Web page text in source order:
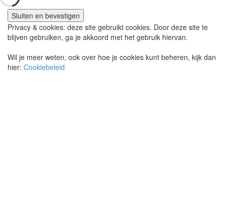
Privacy & cookies: deze site gebruikt cookies. Door deze site te
blijven gebruiken, ga je akkoord met het gebruik hiervan.
Wil je meer weten, ook over hoe je cookies kunt beheren, kijk dan
hier: Cookiebeleid